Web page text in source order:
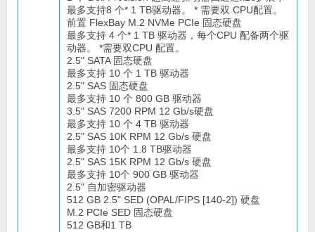
最多支持8 个* 1 TB驱动器。 * 需要双 CPU配置。
前置 FlexBay M.2 NVMe PCIe 固态硬盘
最多支持 4 个* 1 TB 驱动器，每个CPU 配备两个驱
动器。 *需要双CPU 配置。
2.5" SATA 固态硬盘
最多支持 10 个 1 TB 驱动器
2.5" SAS 固态硬盘
最多支持 10 个 800 GB 驱动器
3.5" SAS 7200 RPM 12 Gb/s硬盘
最多支持 10 个 4 TB 驱动器
2.5" SAS 10K RPM 12 Gb/s 硬盘
最多支持 10个 1.8 TB驱动器
2.5" SAS 15K RPM 12 Gb/s 硬盘
最多支持 10个 900 GB 驱动器
2.5" 自加密驱动器
512 GB 2.5" SED (OPAL/FIPS [140-2]) 硬盘
M.2 PCIe SED 固态硬盘
512 GB和1 TB